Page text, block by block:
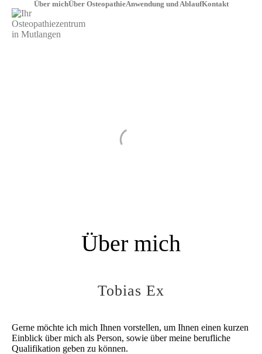
Über michÜber Osteo­pa­thieAnwen­dung und AblaufKon­takt
Über mich
Tobi­as Ex
Ger­ne möch­te ich mich Ihnen vor­stel­len, um Ihnen einen kur­zen
Ein­blick über mich als Per­son, sowie über mei­ne beruf­li­che
Qua­li­fi­ka­ti­on geben zu können.